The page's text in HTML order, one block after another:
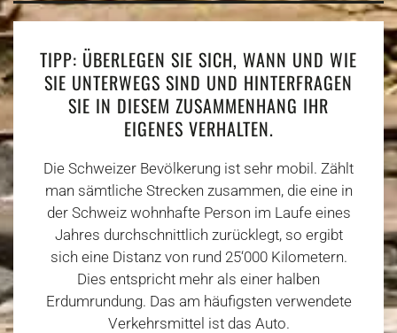
TIPP: ÜBERLEGEN SIE SICH, WANN UND WIE
SIE UNTERWEGS SIND UND HINTERFRAGEN
SIE IN DIESEM ZUSAMMENHANG IHR
EIGENES VERHALTEN.
Die Schweizer Bevölkerung ist sehr mobil. Zählt
man sämtliche Strecken zusammen, die eine in
der Schweiz wohnhafte Person im Laufe eines
Jahres durchschnittlich zurücklegt, so ergibt
sich eine Distanz von rund 25‘000 Kilometern.
Dies entspricht mehr als einer halben
Erdumrundung. Das am häufigsten verwendete
Verkehrsmittel ist das Auto.